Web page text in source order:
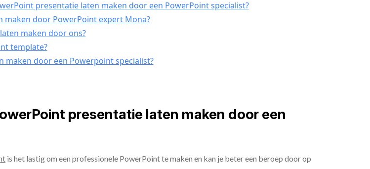
presentatie laten maken door een PowerPoint specialist?
door PowerPoint expert Mona?
maken door ons?
template?
maken door een Powerpoint specialist?
presentatie laten maken door een
is het lastig om een professionele PowerPoint te maken en kan je beter een beroep door op